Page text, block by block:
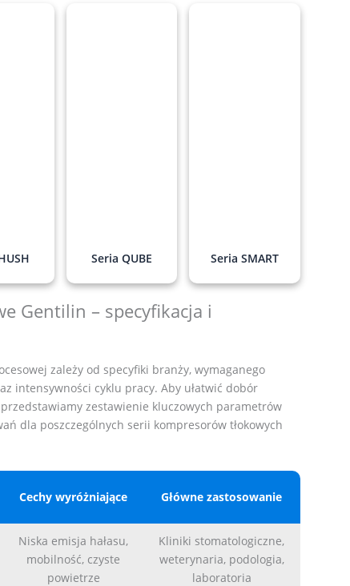
Seria QUBE Seria SMART
Gentilin – specyfikacja i
zależy od specyfiki branży, wymaganego
intensywności cyklu pracy. Aby ułatwić dobór
zestawienie kluczowych parametrów
dla poszczególnych serii kompresorów tłokowych
Cechy wyróżniające Główne zastosowanie
Niska emisja hałasu,
mobilność, czyste
powietrze
Kliniki stomatologiczne,
weterynaria, podologia,
laboratoria